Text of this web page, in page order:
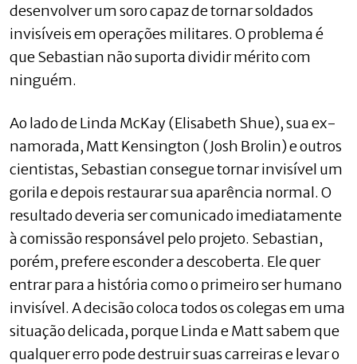
desenvolver um soro capaz de tornar soldados
invisíveis em operações militares. O problema é
que Sebastian não suporta dividir mérito com
ninguém.
Ao lado de Linda McKay (Elisabeth Shue), sua ex-
namorada, Matt Kensington (Josh Brolin) e outros
cientistas, Sebastian consegue tornar invisível um
gorila e depois restaurar sua aparência normal. O
resultado deveria ser comunicado imediatamente
à comissão responsável pelo projeto. Sebastian,
porém, prefere esconder a descoberta. Ele quer
entrar para a história como o primeiro ser humano
invisível. A decisão coloca todos os colegas em uma
situação delicada, porque Linda e Matt sabem que
qualquer erro pode destruir suas carreiras e levar o